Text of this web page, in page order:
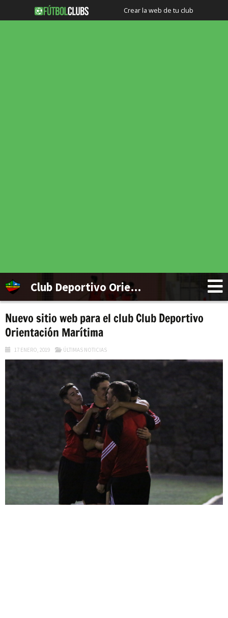
Crear la web de tu club
Club Deportivo Orientación Marítima
Nuevo sitio web para el club Club Deportivo
Orientación Marítima
17 ENERO, 2019 ÚLTIMAS NOTICIAS